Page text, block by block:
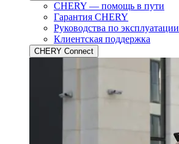
CHERY — помощь в пути
Гарантия CHERY
Руководства по эксплуатации
Клиентская поддержка
CHERY Connect